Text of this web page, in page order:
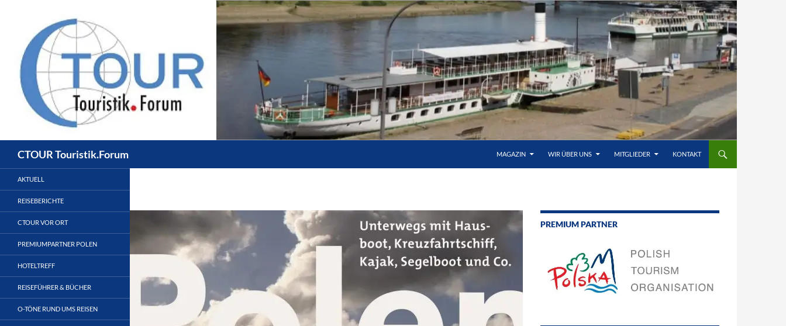
springen
CTOUR Touristik.Forum MAGAZIN WIR ÜBER UNS MITGLIEDER KONTAKT
PREMIUM PARTNER
AKTUELL
REISEBERICHTE
CTOUR VOR ORT
PREMIUMPARTNER POLEN
HOTELTREFF
REISEFÜHRER & BÜCHER
O-TÖNE RUND UMS REISEN